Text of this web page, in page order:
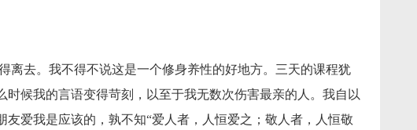
离去。我不得不说这是一个修身养性的好地方。三天的课程犹
候我的言语变得苛刻，以至于我无数次伤害最亲的人。我自以
爱我是应该的，孰不知“爱人者，人恒爱之；敬人者，人恒敬